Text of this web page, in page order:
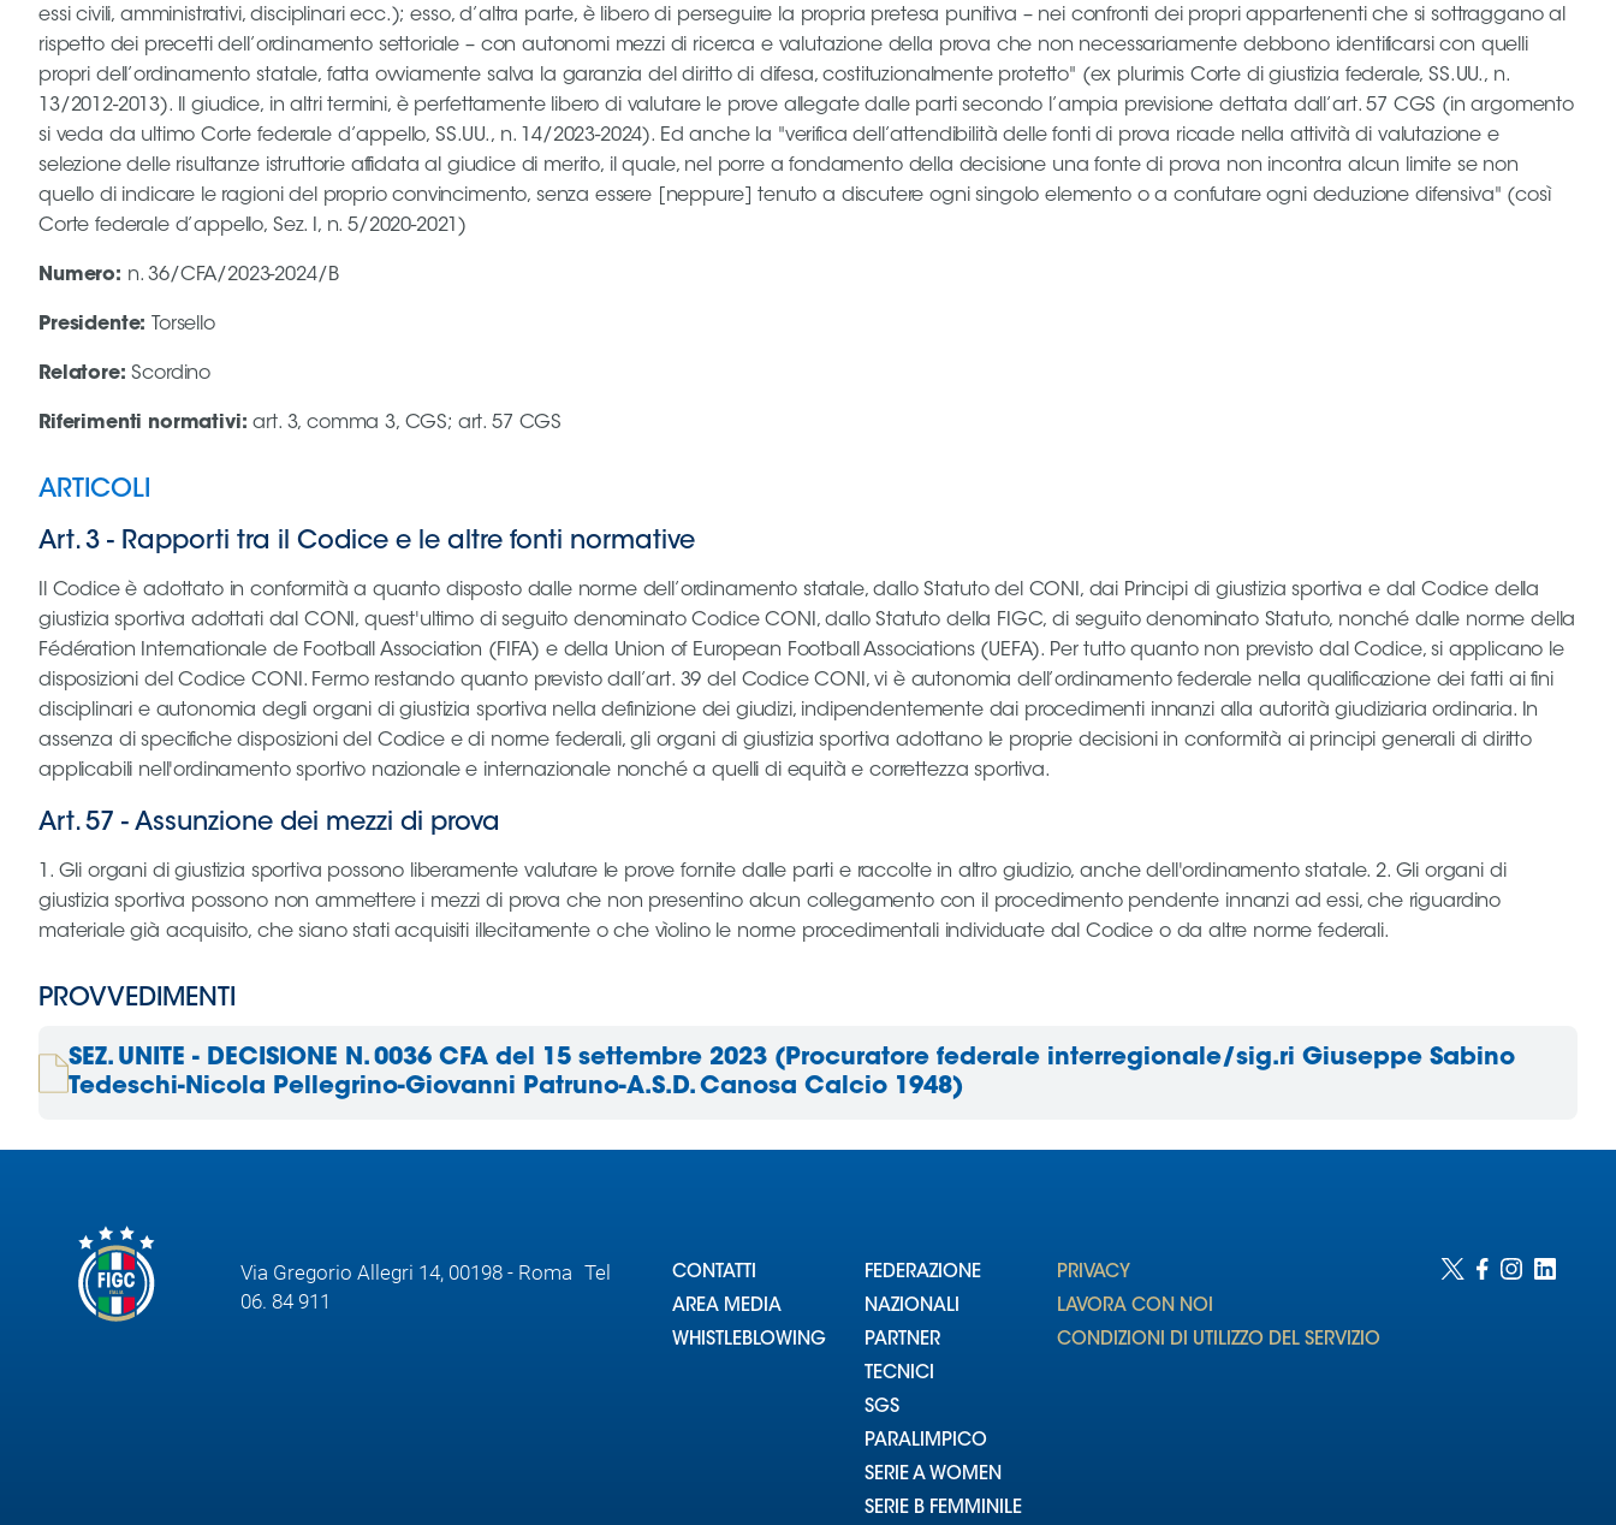
Contatti
Assicurazione
Social media
essi civili, amministrativi, disciplinari ecc.); esso, d’altra parte, è libero di perseguire la propria pretesa punitiva – nei confronti dei propri appartenenti che si sottraggano al
rispetto dei precetti dell’ordinamento settoriale – con autonomi mezzi di ricerca e valutazione della prova che non necessariamente debbono identificarsi con quelli
propri dell’ordinamento statale, fatta ovviamente salva la garanzia del diritto di difesa, costituzionalmente protetto" (ex plurimis Corte di giustizia federale, SS.UU., n.
13/2012-2013). Il giudice, in altri termini, è perfettamente libero di valutare le prove allegate dalle parti secondo l’ampia previsione dettata dall’art. 57 CGS (in argomento
si veda da ultimo Corte federale d’appello, SS.UU., n. 14/2023-2024). Ed anche la "verifica dell’attendibilità delle fonti di prova ricade nella attività di valutazione e
selezione delle risultanze istruttorie affidata al giudice di merito, il quale, nel porre a fondamento della decisione una fonte di prova non incontra alcun limite se non
quello di indicare le ragioni del proprio convincimento, senza essere [neppure] tenuto a discutere ogni singolo elemento o a confutare ogni deduzione difensiva" (così
Corte federale d’appello, Sez. I, n. 5/2020-2021)
Numero: n. 36/CFA/2023-2024/B
Presidente: Torsello
Relatore:Scordino
Riferimenti normativi:art. 3, comma 3, CGS; art. 57 CGS
ARTICOLI
Art. 3 - Rapporti tra il Codice e le altre fonti normative
Il Codice è adottato in conformità a quanto disposto dalle norme dell’ordinamento statale, dallo Statuto del CONI, dai Principi di giustizia sportiva e dal Codice della
giustizia sportiva adottati dal CONI, quest'ultimo di seguito denominato Codice CONI, dallo Statuto della FIGC, di seguito denominato Statuto, nonché dalle norme della
Fédération Internationale de Football Association (FIFA) e della Union of European Football Associations (UEFA). Per tutto quanto non previsto dal Codice, si applicano le
disposizioni del Codice CONI. Fermo restando quanto previsto dall’art. 39 del Codice CONI, vi è autonomia dell’ordinamento federale nella qualificazione dei fatti ai fini
disciplinari e autonomia degli organi di giustizia sportiva nella definizione dei giudizi, indipendentemente dai procedimenti innanzi alla autorità giudiziaria ordinaria. In
assenza di specifiche disposizioni del Codice e di norme federali, gli organi di giustizia sportiva adottano le proprie decisioni in conformità ai principi generali di diritto
applicabili nell'ordinamento sportivo nazionale e internazionale nonché a quelli di equità e correttezza sportiva.
Art. 57 - Assunzione dei mezzi di prova
1. Gli organi di giustizia sportiva possono liberamente valutare le prove fornite dalle parti e raccolte in altro giudizio, anche dell'ordinamento statale. 2. Gli organi di
giustizia sportiva possono non ammettere i mezzi di prova che non presentino alcun collegamento con il procedimento pendente innanzi ad essi, che riguardino
materiale già acquisito, che siano stati acquisiti illecitamente o che vìolino le norme procedimentali individuate dal Codice o da altre norme federali.
PROVVEDIMENTI
SEZ. UNITE - DECISIONE N. 0036 CFA del 15 settembre 2023 (Procuratore federale interregionale/sig.ri Giuseppe Sabino
Tedeschi-Nicola Pellegrino-Giovanni Patruno-A.S.D. Canosa Calcio 1948)
Via Gregorio Allegri 14, 00198 - Roma Tel
06. 84 911
CONTATTI
AREA MEDIA
WHISTLEBLOWING
FEDERAZIONE
NAZIONALI
PARTNER
TECNICI
SGS
PARALIMPICO
SERIE A WOMEN
SERIE B FEMMINILE
PRIVACY
LAVORA CON NOI
CONDIZIONI DI UTILIZZO DEL SERVIZIO